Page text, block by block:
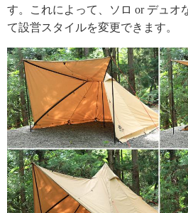
す。これによって、ソロ or デュオ
て設営スタイルを変更できます。